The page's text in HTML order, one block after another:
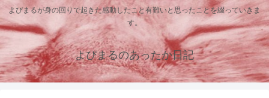
よぴまるが身の回りで起きた感動したこと有難いと思ったことを綴っていきま
す。
よぴまるのあったか日記